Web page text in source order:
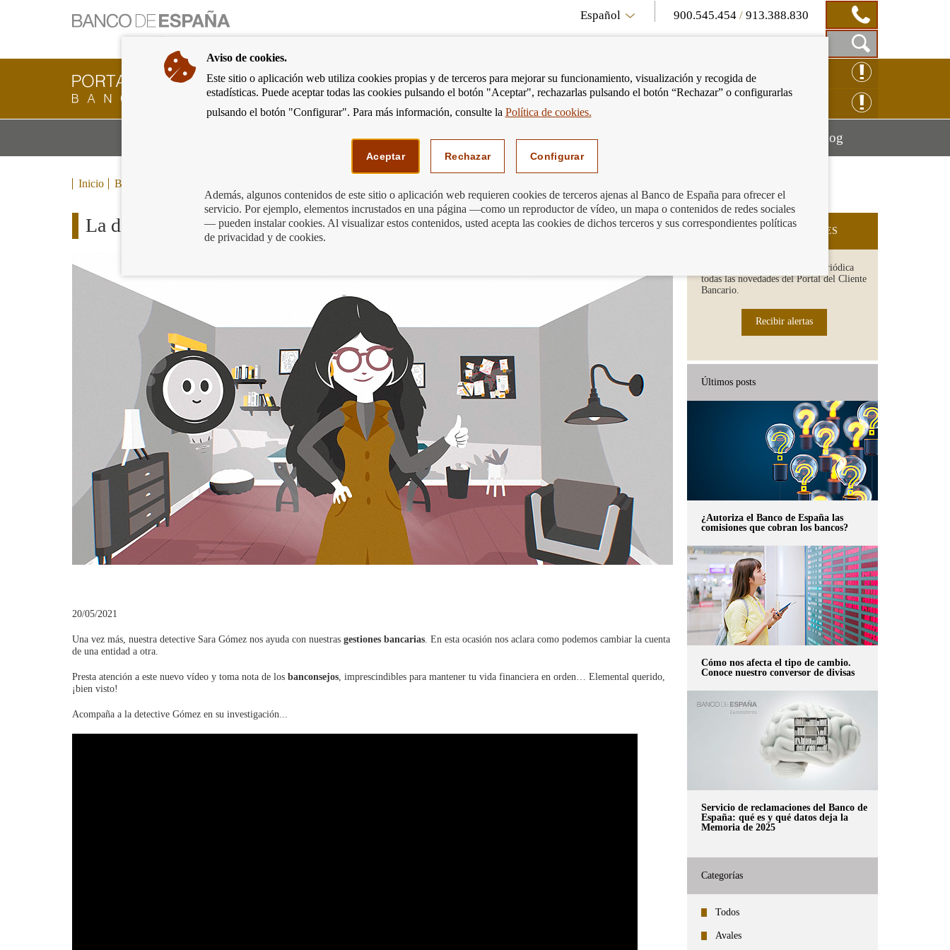
Ir
a
página
de
inicio
del
Español 900.545.454 /913.388.830
Mostrar
Caja
de
Búsqueda
Cliente
Bancario
Banco
ir
a
RECLAMACIÓN ONLINE
Podemos ayudarte Mostrar
menú
BlogMostrar
Inicio Blog
La detective Sara Gómez te explica como cambiar de cuenta
20/05/2021
Una vez más, nuestra detective Sara Gómez nos ayuda con nuestras gestiones bancarias. En esta ocasión nos aclara como podemos cambiar la cuenta
de una entidad a otra.
Presta atención a este nuevo vídeo y toma nota de los banconsejos, imprescindibles para mantener tu vida financiera en orden… Elemental querido,
¡bien visto!
Acompaña a la detective Gómez en su investigación...
SUSCRIPCIÓN A NOVEDADES
Recibe en tu email de forma periódica
todas las novedades del Portal del Cliente
Bancario.
Recibir alertas
Últimos posts
¿Autoriza el Banco de España las
comisiones que cobran los bancos?
Cómo nos afecta el tipo de cambio.
Conoce nuestro conversor de divisas
Servicio de reclamaciones del Banco de
España: qué es y qué datos deja la
Memoria de 2025
Categorías
Todos
Avales
Aviso de cookies.
Este sitio o aplicación web utiliza cookies propias y de terceros para mejorar su funcionamiento, visualización y recogida de
estadísticas. Puede aceptar todas las cookies pulsando el botón "Aceptar", rechazarlas pulsando el botón “Rechazar” o configurarlas
pulsando el botón "Configurar". Para más información, consulte la Política de cookies.
Aceptar Rechazar Configurar
Además, algunos contenidos de este sitio o aplicación web requieren cookies de terceros ajenas al Banco de España para ofrecer el
servicio. Por ejemplo, elementos incrustados en una página —como un reproductor de vídeo, un mapa o contenidos de redes sociales
— pueden instalar cookies. Al visualizar estos contenidos, usted acepta las cookies de dichos terceros y sus correspondientes políticas
de privacidad y de cookies.